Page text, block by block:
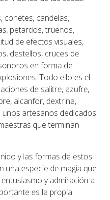
cohetes, candelas,
petardos, truenos,
de efectos visuales,
destellos, cruces de
en forma de
Todo ello es el
de salitre, azufre,
alcanfor, dextrina,
artesanos dedicados
que terminan
y las formas de estos
una especie de magia que
y admiración a
es la propia